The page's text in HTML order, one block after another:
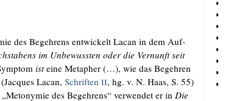
des Begeh­rens ent­wi­ckelt Lacan in dem Auf­
im Unbe­wuss­ten oder die Ver­nunft seit
isteine Me­ta­pher (…), wie das Be­geh­ren
Lacan,Schrif­tenII, hg. v. N. Haas, S. 55)
des Begeh­rens“ ver­wen­det er in Die